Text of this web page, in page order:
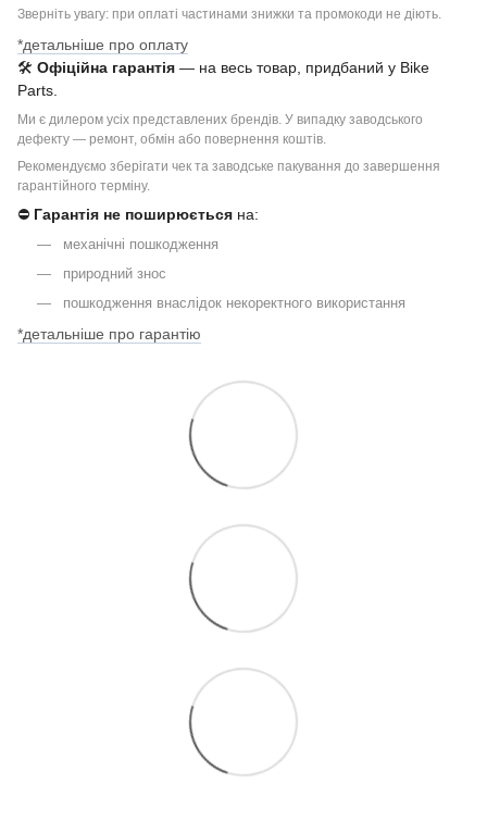
Зверніть увагу: при оплаті частинами знижки та промокоди не діють.
*детальніше про оплату
🛠 Офіційна гарантія — на весь товар, придбаний у Bike
Parts.
Ми є дилером усіх представлених брендів. У випадку заводського
дефекту — ремонт, обмін або повернення коштів.
Рекомендуємо зберігати чек та заводське пакування до завершення
гарантійного терміну.
⛔ Гарантія не поширюється на:
механічні пошкодження
природний знос
пошкодження внаслідок некоректного використання
*детальніше про гарантію